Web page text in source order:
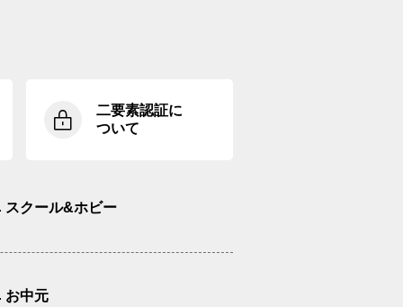
二要素認証に
ついて
スクール&ホビー
お中元